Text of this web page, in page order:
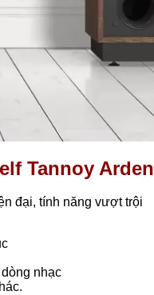
Tannoy Arden
đại, tính năng vượt trội
nhạc